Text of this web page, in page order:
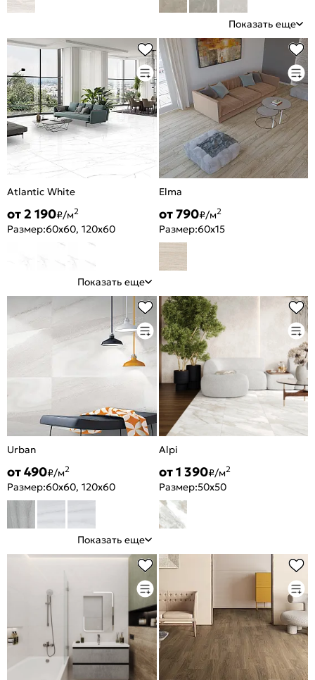
Показать еще
Atlantic White
от 2 190₽/м2
Размер:60x60, 120x60
Показать еще
Elma
от 790₽/м2
Размер:60x15
Urban
от 490₽/м2
Размер:60x60, 120x60
Показать еще
Alpi
от 1 390₽/м2
Размер:50x50